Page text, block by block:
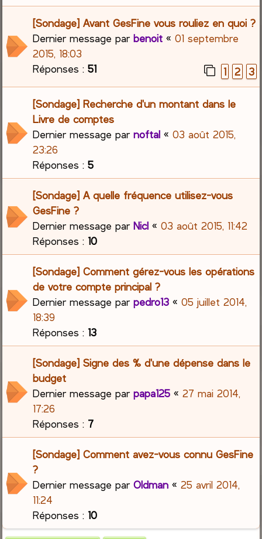
[Sondage] Avant GesFine vous rouliez en quoi ?
Dernier message parbenoit «01 septembre
2015, 18:03
Réponses :51 1 2 3
[Sondage] Recherche d'un montant dans le
Livre de comptes
Dernier message parnoftal «03 août 2015,
23:26
Réponses :5
[Sondage] A quelle fréquence utilisez-vous
GesFine ?
Dernier message parNicl «03 août 2015, 11:42
Réponses :10
[Sondage] Comment gérez-vous les opérations
de votre compte principal ?
Dernier message parpedro13 «05 juillet 2014,
18:39
Réponses :13
[Sondage] Signe des % d'une dépense dans le
budget
Dernier message parpapa125 «27 mai 2014,
17:26
Réponses : 7
[Sondage] Comment avez-vous connu GesFine
?
Dernier message parOldman «25 avril 2014,
11:24
Réponses :10